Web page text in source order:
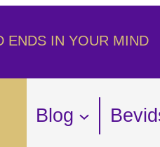
ENDS IN YOUR MIND
Blog